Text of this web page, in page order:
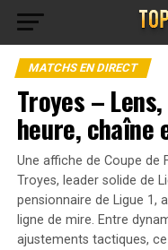
MATCHS EN DIRECT
Troyes –
heure, chaîne
Une affiche de Coupe de
Troyes, leader solide de
pensionnaire de Ligue 1,
ligne de mire. Entre
ajustements tactiques,